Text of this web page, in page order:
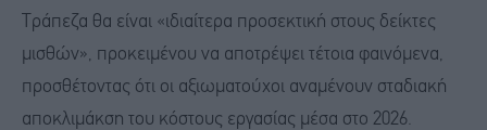
Τράπεζα θα είναι «ιδιαίτερα προσεκτική στους δείκτες
μισθών», προκειμένου να αποτρέψει τέτοια φαινόμενα,
προσθέτοντας ότι οι αξιωματούχοι αναμένουν σταδιακή
αποκλιμάκση του κόστους εργασίας μέσα στο 2026.